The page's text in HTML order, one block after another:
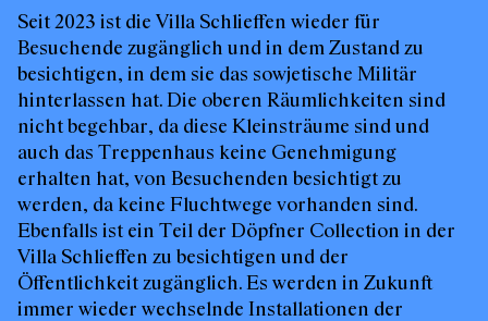
Seit 2023 ist die Villa Schlieffen wieder für
Besuchende zugänglich und in dem Zustand zu
besichtigen, in dem sie das sowjetische Militär
hinterlassen hat. Die oberen Räumlichkeiten sind
nicht begehbar, da diese Kleinsträume sind und
auch das Treppenhaus keine Genehmigung
erhalten hat, von Besuchenden besichtigt zu
werden, da keine Fluchtwege vorhanden sind.
Ebenfalls ist ein Teil der Döpfner Collection in der
Villa Schlieffen zu besichtigen und der
Öffentlichkeit zugänglich. Es werden in Zukunft
immer wieder wechselnde Installationen der